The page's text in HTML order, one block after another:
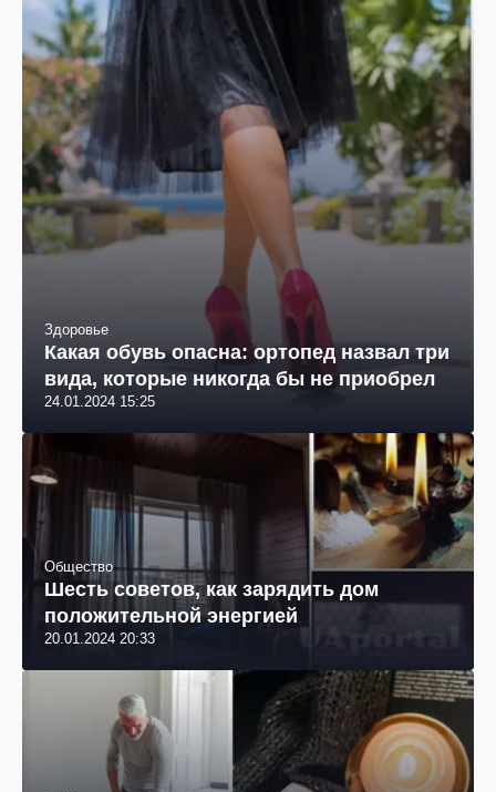
Здоровье
Какая обувь опасна: ортопед назвал три
вида, которые никогда бы не приобрел
24.01.2024 15:25
Общество
Шесть советов, как зарядить дом
положительной энергией
20.01.2024 20:33